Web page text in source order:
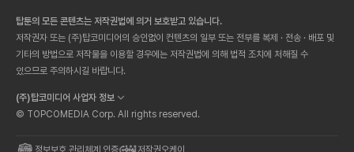
탑툰의 모든 콘텐츠는 저작권법에 의거 보호받고 있습니다.
저작권자 또는 (주)탑코미디어의 승인없이 컨텐츠의 일부 또는 전부를 복제 · 전송 · 배포 및
기타의 방법으로 저작물을 이용할 경우에는 저작권법에 의해 법적 조치에 처해질 수
있으므로 주의하시길 바랍니다.
(주)탑코미디어 사업자 정보
© TOPCOMEDIA Corp. All rights reserved.
정보보호 관리체계 인증 저작권오케이